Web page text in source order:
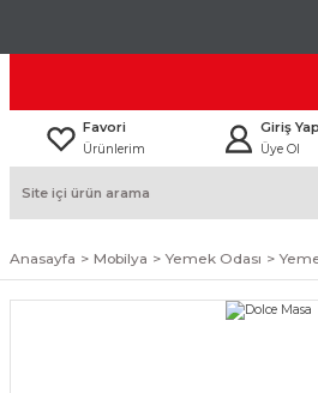
Favori
Ürünlerim
Giriş Yap
Üye Ol
Anasayfa Mobilya Yemek Odası